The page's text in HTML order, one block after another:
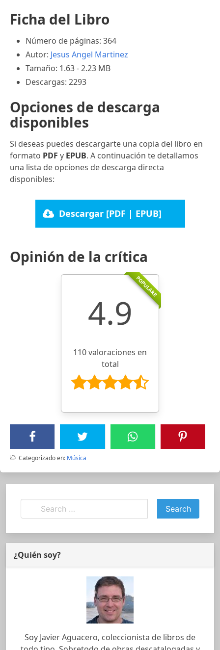
Ficha del Libro
Número de páginas: 364
Autor: Jesus Angel Martinez
Tamaño: 1.63 - 2.23 MB
Descargas: 2293
Opciones de descarga
disponibles
Si deseas puedes descargarte una copia del libro en
formato PDF y EPUB. A continuación te detallamos
una lista de opciones de descarga directa
disponibles:
Descargar [PDF | EPUB]
Opinión de la crítica
POPULARR
4.9
110 valoraciones en
total
Categorizado en: Música
¿Quién soy?
Soy Javier Aguacero, coleccionista de libros de